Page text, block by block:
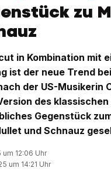
zu
in Kombination mit
ist der neue Trend
der US-Musikerin
des klassischen
Gegenstück
und Schnauz
12:06 Uhr
um 14:21 Uhr